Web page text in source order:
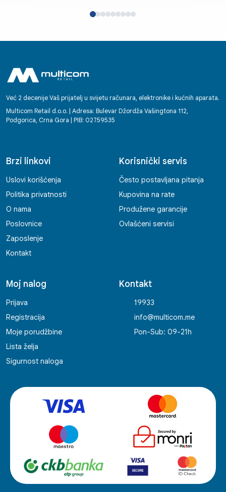
Već 2 decenije Vaš prijatelj u svijetu računara, elektronike i kućnih aparata.
Multicom Retail d.o.o. | Adresa: Bulevar Džordža Vašingtona 112,
Podgorica, Crna Gora | PIB: 02759535
Brzi linkovi
Uslovi korišćenja
Politika privatnosti
O nama
Poslovnice
Zaposlenje
Kontakt
Korisnički servis
Često postavljana pitanja
Kupovina na rate
Produžene garancije
Ovlašćeni servisi
Moj nalog
Prijava
Registracija
Moje porudžbine
Lista želja
Sigurnost naloga
Kontakt
19933
info@multicom.me
Pon-Sub: 09-21h